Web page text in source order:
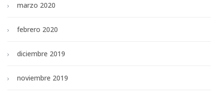
marzo 2020
febrero 2020
diciembre 2019
noviembre 2019